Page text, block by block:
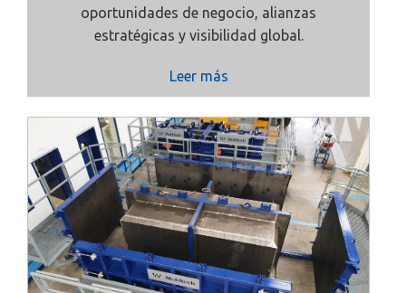
oportunidades de negocio, alianzas
estratégicas y visibilidad global.
Leer más